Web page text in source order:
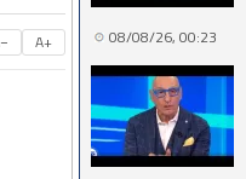
A+ 08/08/26, 00:23